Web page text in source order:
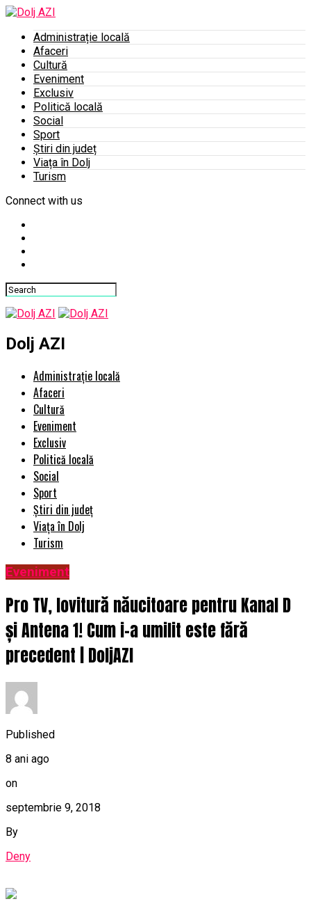
Administrație locală
Afaceri
Cultură
Eveniment
Exclusiv
Politică locală
Social
Sport
Știri din județ
Viața în Dolj
Turism
Connect with us
Dolj AZI
Administrație locală
Afaceri
Cultură
Eveniment
Exclusiv
Politică locală
Social
Sport
Știri din județ
Viața în Dolj
Turism
Eveniment
Pro TV, lovitură năucitoare pentru Kanal D
și Antena 1! Cum i-a umilit este fără
precedent | DoljAZI
Published
8 ani ago
on
septembrie 9, 2018
By
Deny